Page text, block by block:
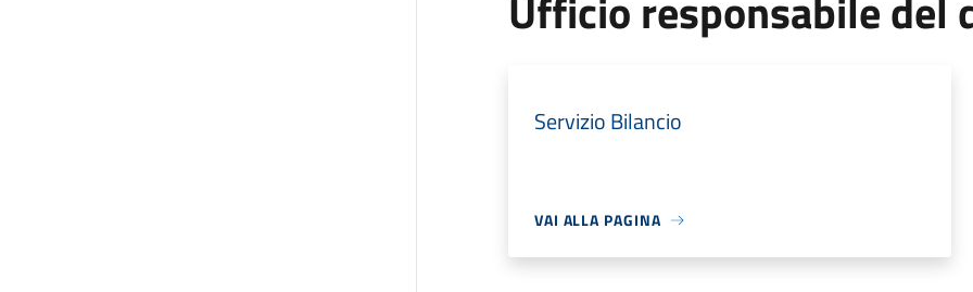
Servizio Bilancio
VAI ALLA PAGINA